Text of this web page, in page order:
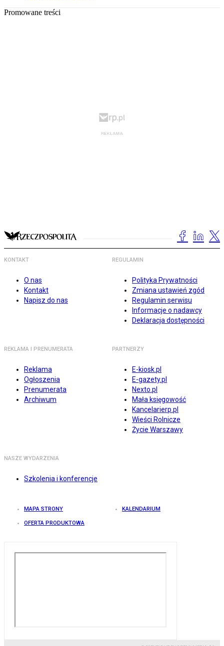
Promowane treści
KONTAKT
O nas
Kontakt
Napisz do nas
REGULAMIN
Polityka Prywatności
Zmiana ustawień zgód
Regulamin serwisu
Informacje o nadawcy
Deklaracja dostępności
REKLAMA I PRENUMERATA
Reklama
Ogłoszenia
Prenumerata
Archiwum
PARTNERZY
E-kiosk.pl
E-gazety.pl
Nexto.pl
Mała księgowość
Kancelarierp.pl
Wieści Rolnicze
Życie Warszawy
NASZE WYDARZENIA
Szkolenia i konferencje
MAPA STRONY KALENDARIUM
OFERTA PRODUKTOWA